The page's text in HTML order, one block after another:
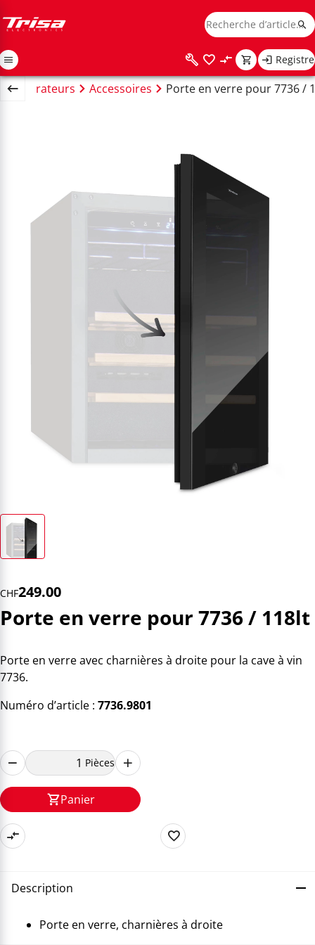
Registre
Accessoires Porte en verre pour 7736 /
CHF249.00
Porte en verre pour 7736 / 118lt
Porte en verre avec charnières à droite pour la cave à vin
7736.
Numéro d’article : 7736.9801
Pièces
Panier
Description
Porte en verre, charnières à droite